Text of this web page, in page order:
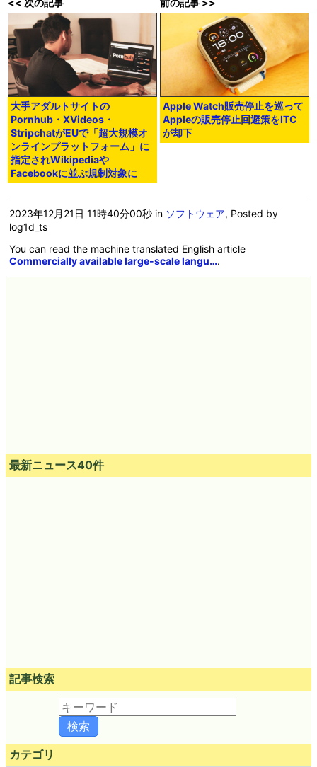
<< 次の記事
大手アダルトサイトの
Pornhub・XVideos・
StripchatがEUで「超大規模オ
ンラインプラットフォーム」に
指定されWikipediaや
Facebookに並ぶ規制対象に
前の記事 >>
Apple Watch販売停止を巡って
Appleの販売停止回避策をITC
が却下
2023年12月21日 11時40分00秒 in ソフトウェア, Posted by
log1d_ts
You can read the machine translated English article
Commercially available large-scale langu….
最新ニュース40件
記事検索
カテゴリ